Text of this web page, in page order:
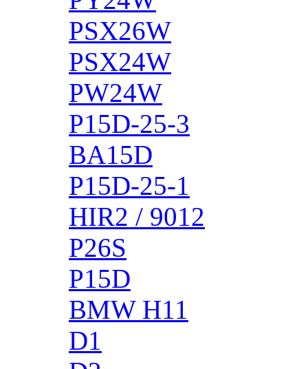
PSX26W
PSX24W
PW24W
P15D-25-3
BA15D
P15D-25-1
HIR2 / 9012
P26S
P15D
BMW H11
D1